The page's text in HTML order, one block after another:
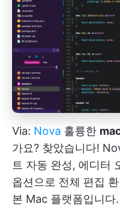
Via: Nova 훌륭한
가요? 찾았습니다!
트 자동 완성, 에디터
옵션으로 전체 편집
본 Mac 플랫폼입니다.